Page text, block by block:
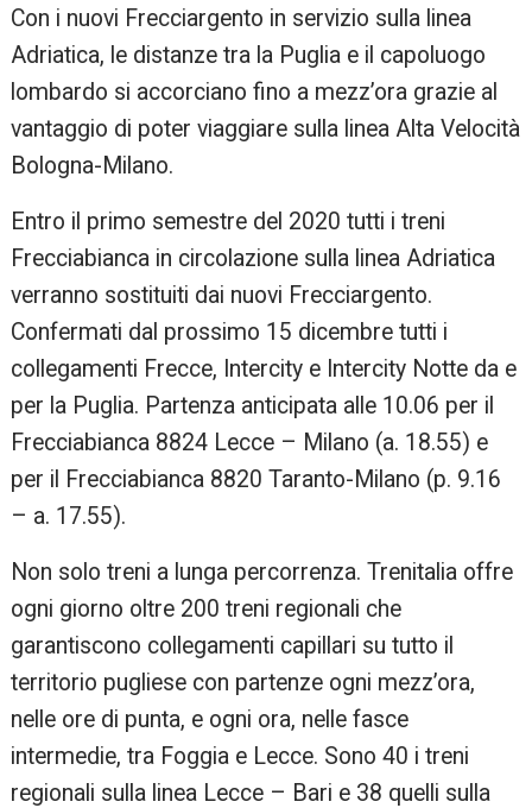
Con i nuovi Frecciargento in servizio sulla linea
Adriatica, le distanze tra la Puglia e il capoluogo
lombardo si accorciano fino a mezz’ora grazie al
vantaggio di poter viaggiare sulla linea Alta Velocità
Bologna-Milano.
Entro il primo semestre del 2020 tutti i treni
Frecciabianca in circolazione sulla linea Adriatica
verranno sostituiti dai nuovi Frecciargento.
Confermati dal prossimo 15 dicembre tutti i
collegamenti Frecce, Intercity e Intercity Notte da e
per la Puglia. Partenza anticipata alle 10.06 per il
Frecciabianca 8824 Lecce – Milano (a. 18.55) e
per il Frecciabianca 8820 Taranto-Milano (p. 9.16
– a. 17.55).
Non solo treni a lunga percorrenza. Trenitalia offre
ogni giorno oltre 200 treni regionali che
garantiscono collegamenti capillari su tutto il
territorio pugliese con partenze ogni mezz’ora,
nelle ore di punta, e ogni ora, nelle fasce
intermedie, tra Foggia e Lecce. Sono 40 i treni
regionali sulla linea Lecce – Bari e 38 quelli sulla